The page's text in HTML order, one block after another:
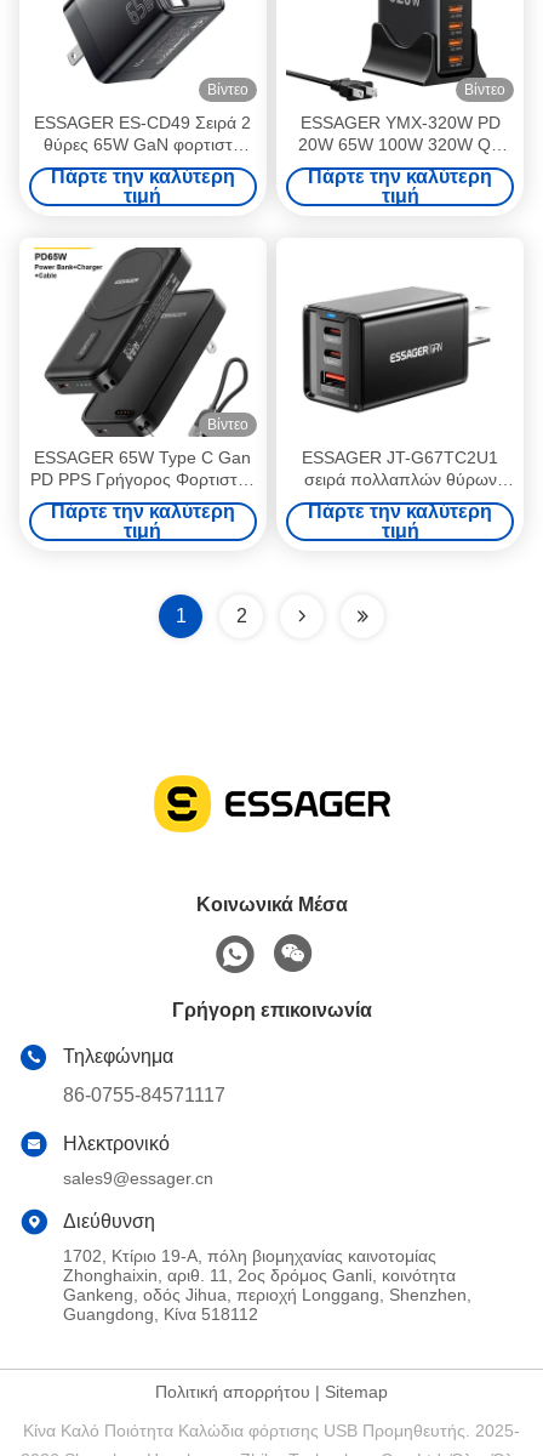
Βίντεο
ESSAGER ES-CD49 Σειρά 2
θύρες 65W GaN φορτιστή
USB Wall Adapter
Πάρτε την καλύτερη
τιμή
Βίντεο
ESSAGER YMX-320W PD
20W 65W 100W 320W QC
18W 8 θύρες USB-C USB-A
GaN γρήγορη φόρτιση
Πάρτε την καλύτερη
τιμή
Βίντεο
ESSAGER 65W Type C Gan
PD PPS Γρήγορος Φορτιστής
Με 5000Mah Ασύρματο
Power Bank Και 20W Usb C
Καλώδιο
Πάρτε την καλύτερη
τιμή
ESSAGER JT-G67TC2U1
σειρά πολλαπλών θύρων
GaN τοίχωμα φορτιστή 67W
Πάρτε την καλύτερη
τιμή
1 2
Κοινωνικά Μέσα
Γρήγορη επικοινωνία
Τηλεφώνημα
86-0755-84571117
Ηλεκτρονικό
sales9@essager.cn
Διεύθυνση
1702, Κτίριο 19-Α, πόλη βιομηχανίας καινοτομίας
Zhonghaixin, αριθ. 11, 2ος δρόμος Ganli, κοινότητα
Gankeng, οδός Jihua, περιοχή Longgang, Shenzhen,
Guangdong, Κίνα 518112
Πολιτική απορρήτου | Sitemap
Κίνα Καλό Ποιότητα Καλώδια φόρτισης USB Προμηθευτής. 2025-